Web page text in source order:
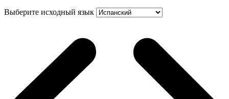
Выберите исходный язык